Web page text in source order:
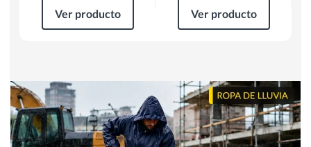
Ver producto Ver producto